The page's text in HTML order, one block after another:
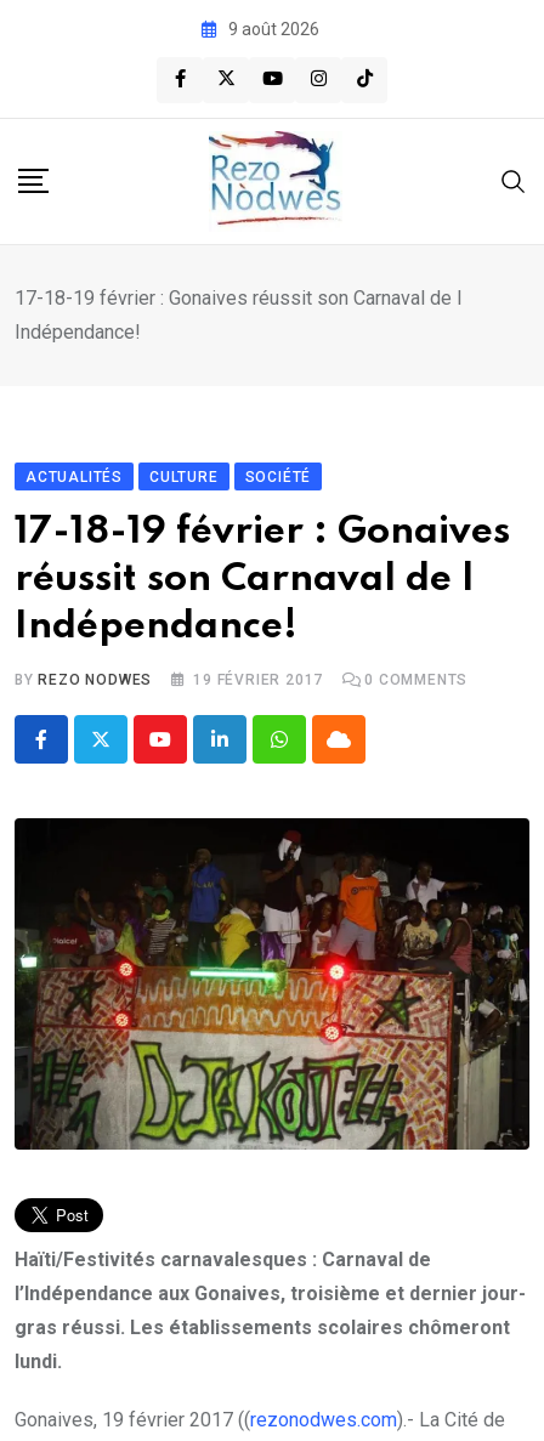
9 août 2026
17-18-19 février : Gonaives réussit son Carnaval de l
Indépendance!
ACTUALITÉS CULTURE SOCIÉTÉ
17-18-19 février : Gonaives
réussit son Carnaval de l
Indépendance!
BY REZO NODWES 19 FÉVRIER 2017 0 COMMENTS
YoutubeLinkedInWhatsappCloud
Haïti/Festivités carnavalesques : Carnaval de
l’Indépendance aux Gonaives, troisième et dernier jour-
gras réussi. Les établissements scolaires chômeront
lundi.
Gonaives, 19 février 2017 ((rezonodwes.com).- La Cité de